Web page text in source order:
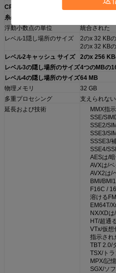
CPUの中心の数
糸の数
浮動小数点の単位
統合された
レベル1隠し場所のサイズ
2のx 32 KB
2のx 32 KB
レベル2キャッシュ サイズ
2のx 256
レベル3の隠し場所のサイズ4つのMBの
レベル4の隠し場所のサイズ64 MB
物理メモリ
32 GB
多重プロセシング
支えられない
延長および技術
MMX指示
SSE/
SSE2/
SSE3/
SSSE3/
SSE4/
AESは/
AVXは/
AVX2は/
BMI/
F16C /
溶ける
EM64T/
NX/XD
HT/超通
VTx/仮想
指示され
TBT 2.0/
TSX/ト
MPX/記
SGX/ソ